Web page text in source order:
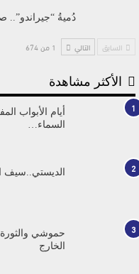
دُميةُ
السابق التالي 1 من 674
الأكثر مشاهدة
1
أيام الأبواب
السماء…
2 الديستي..سيف
3
حموشي
الخارج